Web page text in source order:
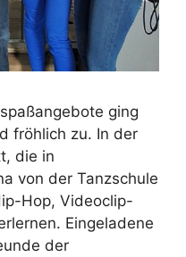
ging
fröhlich zu. In der
die in
von der Tanzschule
Hop, Videoclip-
Eingeladene
der